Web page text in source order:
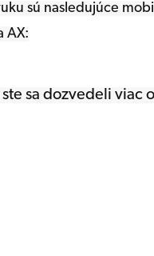
sú nasledujúce
AX:
sa dozvedeli viac